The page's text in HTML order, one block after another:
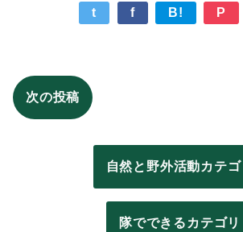
t f B! P
次の投稿
自然と野外活動カテゴ
隊でできるカテゴリ